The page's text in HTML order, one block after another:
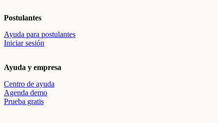
Postulantes
Ayuda para postulantes
Iniciar sesión
Ayuda y empresa
Centro de ayuda
Agenda demo
Prueba gratis